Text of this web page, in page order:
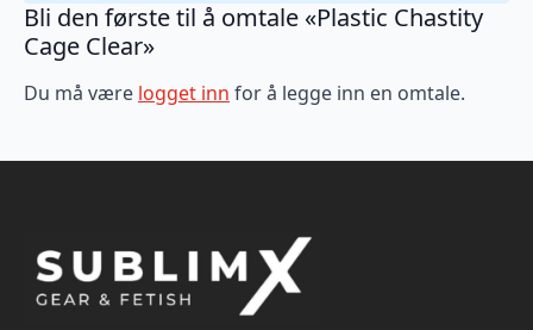
Bli den første til å omtale «Plastic Chastity
Cage Clear»
Du må være logget inn for å legge inn en omtale.